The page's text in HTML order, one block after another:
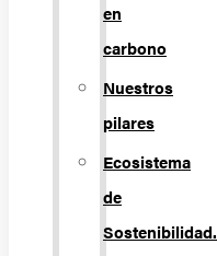
en
carbono
Nuestros
pilares
Ecosistema
de
Sostenibilidad.